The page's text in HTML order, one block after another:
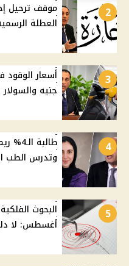
2
العطلة
3
جنيه والسولار بـ20.50
4
طالبة
وتدرس الطب
5
أغسطس: لا